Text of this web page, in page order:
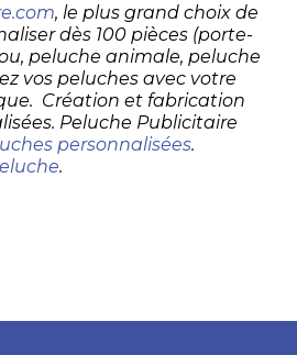
, le plus grand choix de
dès 100 pièces (porte-
peluche animale, peluche
vos peluches avec votre
Création et fabrication
Peluche Publicitaire
personnalisées.
.